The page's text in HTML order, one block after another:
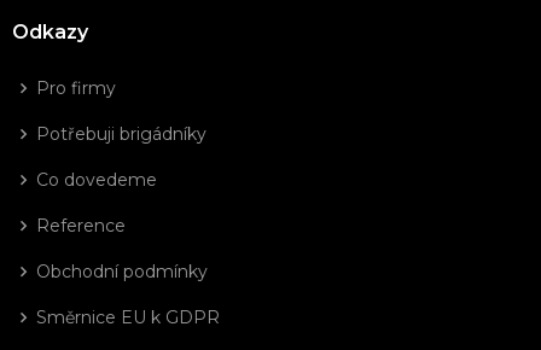
Odkazy
Pro firmy
Potřebuji brigádníky
Co dovedeme
Reference
Obchodní podmínky
Směrnice EU k GDPR